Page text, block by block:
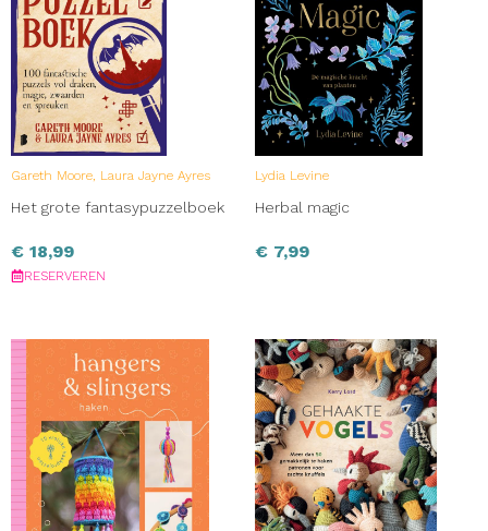
Gareth Moore, Laura Jayne Ayres
Het grote fantasypuzzelboek
€ 18,99
RESERVEREN
Lydia Levine
Herbal magic
€ 7,99